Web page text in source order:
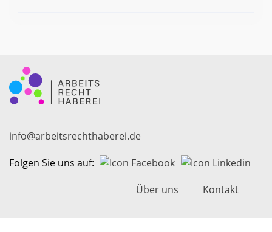
info@arbeitsrechthaberei.de
Folgen Sie uns auf:
Über uns
Kontakt